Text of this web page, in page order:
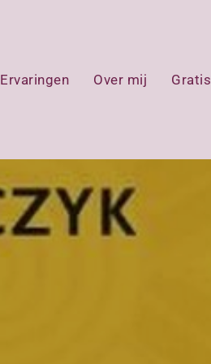
Ervaringen Over mij Gratis